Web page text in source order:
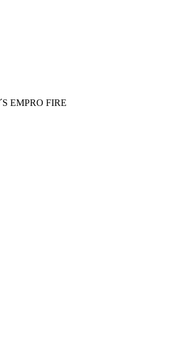
EMPRO FIRE